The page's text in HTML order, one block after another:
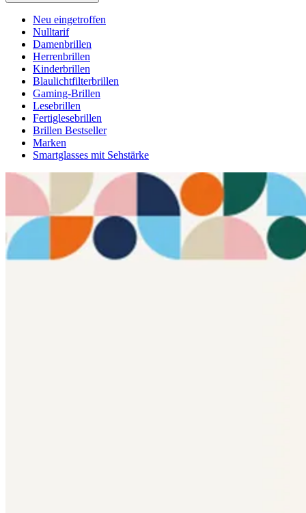
Neu eingetroffen
Nulltarif
Damenbrillen
Herrenbrillen
Kinderbrillen
Blaulichtfilterbrillen
Gaming-Brillen
Lesebrillen
Fertiglesebrillen
Brillen Bestseller
Marken
Smartglasses mit Sehstärke